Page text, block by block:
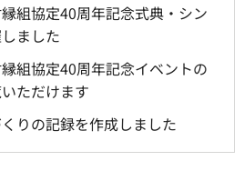
縁組協定40周年記念式典・シン
ました
組協定40周年記念イベントの
ただけます
りの記録を作成しました